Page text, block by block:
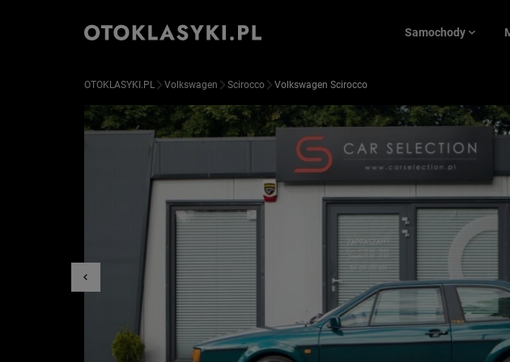
Samochody
OTOKLASYKI.PL Volkswagen Scirocco Volkswagen Scirocco